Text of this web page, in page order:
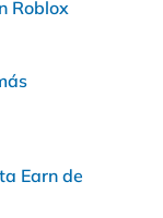
Roblox
Earn de